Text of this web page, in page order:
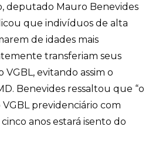
deputado Mauro Benevides
que indivíduos de alta
de idades mais
transferiam seus
VGBL, evitando assim o
Benevides ressaltou que “o
previdenciário com
anos estará isento do